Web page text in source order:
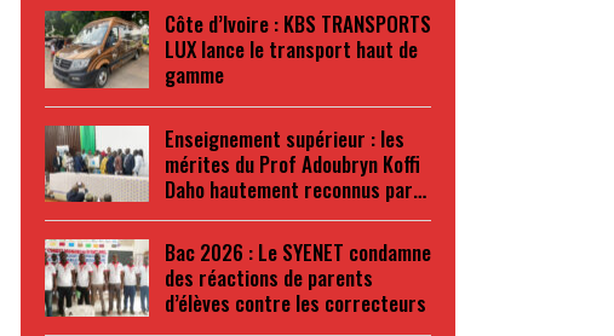
Côte d’Ivoire : KBS TRANSPORTS
LUX lance le transport haut de
gamme
Enseignement supérieur : les
mérites du Prof Adoubryn Koffi
Daho hautement reconnus par…
Bac 2026 : Le SYENET condamne
des réactions de parents
d’élèves contre les correcteurs